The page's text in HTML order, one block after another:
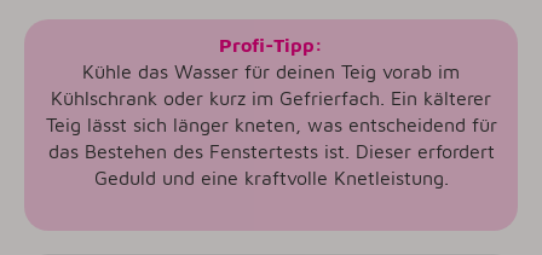
Profi-Tipp:
Kühle das Wasser für deinen Teig vorab im
Kühlschrank oder kurz im Gefrierfach. Ein kälterer
Teig lässt sich länger kneten, was entscheidend für
das Bestehen des Fenstertests ist. Dieser erfordert
Geduld und eine kraftvolle Knetleistung.